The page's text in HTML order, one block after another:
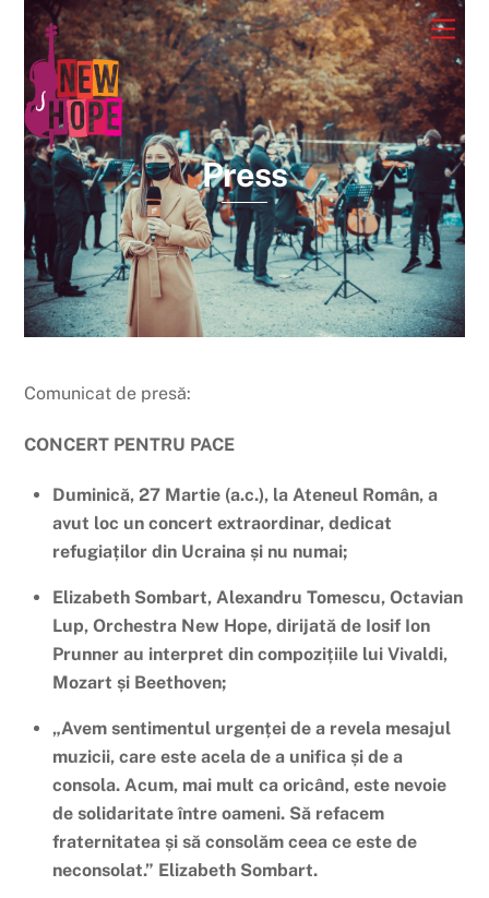
content
Press
Comunicat de presă:
CONCERT PENTRU PACE
Duminică, 27 Martie (a.c.), la Ateneul Român, a
avut loc un concert extraordinar, dedicat
refugiaților din Ucraina și nu numai;
Elizabeth Sombart, Alexandru Tomescu, Octavian
Lup, Orchestra New Hope, dirijată de Iosif Ion
Prunner au interpret din compozițiile lui Vivaldi,
Mozart și Beethoven;
„Avem sentimentul urgenței de a revela mesajul
muzicii, care este acela de a unifica și de a
consola. Acum, mai mult ca oricând, este nevoie
de solidaritate între oameni. Să refacem
fraternitatea și să consolăm ceea ce este de
neconsolat.” Elizabeth Sombart.